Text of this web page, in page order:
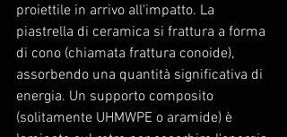
proiettile in arrivo all'impatto. La
piastrella di ceramica si frattura a forma
di cono (chiamata frattura conoide),
assorbendo una quantità significativa di
energia. Un supporto composito
(solitamente UHMWPE o aramide) è